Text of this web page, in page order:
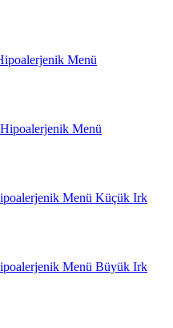
Menü
Menü
Menü Küçük Irk
Menü Büyük Irk